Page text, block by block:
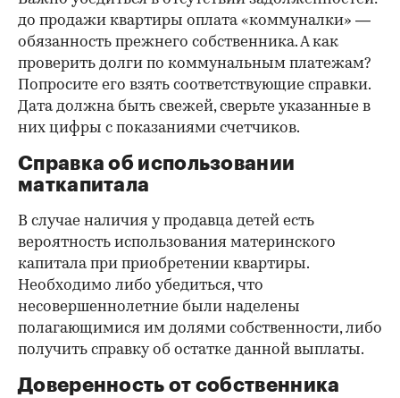
до продажи квартиры оплата «коммуналки» —
обязанность прежнего собственника. А как
проверить долги по коммунальным платежам?
Попросите его взять соответствующие справки.
Дата должна быть свежей, сверьте указанные в
них цифры с показаниями счетчиков.
Справка об использовании
маткапитала
В случае наличия у продавца детей есть
вероятность использования материнского
капитала при приобретении квартиры.
Необходимо либо убедиться, что
несовершеннолетние были наделены
полагающимися им долями собственности, либо
получить справку об остатке данной выплаты.
Доверенность от собственника